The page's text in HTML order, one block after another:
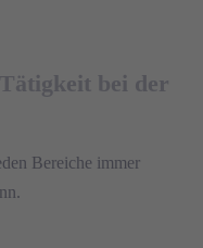
bei der
Bereiche immer